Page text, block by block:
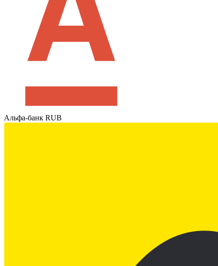
Альфа-банк RUB